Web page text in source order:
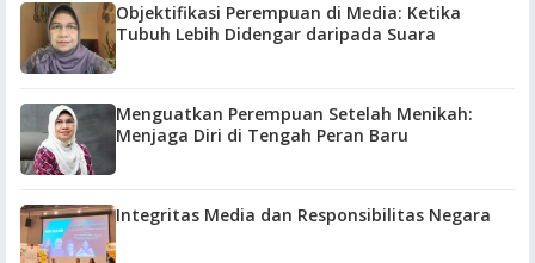
Objektifikasi Perempuan di Media: Ketika
Tubuh Lebih Didengar daripada Suara
Menguatkan Perempuan Setelah Menikah:
Menjaga Diri di Tengah Peran Baru
Integritas Media dan Responsibilitas Negara